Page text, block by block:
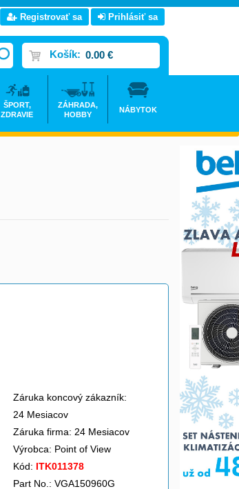
Záruka koncový zákazník:
24 Mesiacov
Záruka firma: 24 Mesiacov
Výrobca: Point of View
Kód: ITK011378
Part No.: VGA150960G
Registrovať sa Prihlásiť sa
Košík: 0.00 €
ŠPORT,
ZDRAVIE
ZÁHRADA,
HOBBY
NÁBYTOK